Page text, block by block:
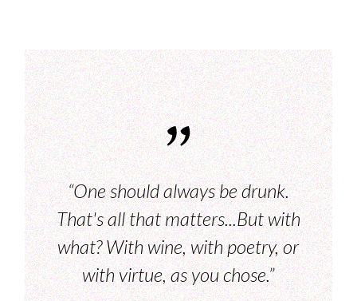
“One should always be drunk.
That's all that matters...But with
what? With wine, with poetry, or
with virtue, as you chose.”